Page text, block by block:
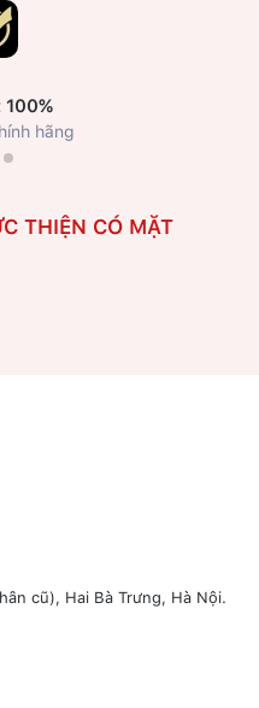
hãng
THIỆN CÓ MẶT
cũ), Hai Bà Trưng, Hà Nội.